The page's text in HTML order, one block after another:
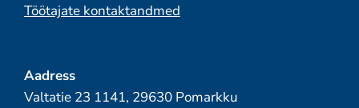
Töötajate kontaktandmed
Aadress
Valtatie 23 1141, 29630 Pomarkku